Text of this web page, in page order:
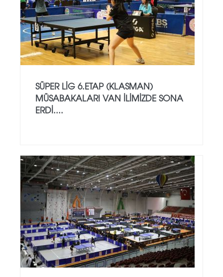
SÜPER LİG 6.ETAP (KLASMAN)
MÜSABAKALARI VAN İLİMİZDE SONA
ERDİ....